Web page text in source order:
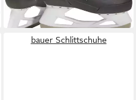
in 4-5 Werktagen bei dir
bauer Schlittschuhe